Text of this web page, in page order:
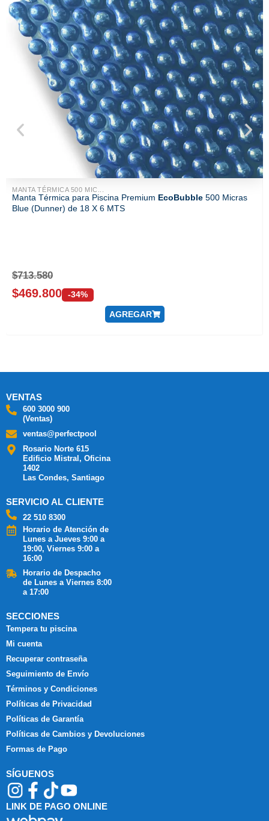
MANTA TÉRMICA 500 MIC...
Manta Térmica para Piscina Premium EcoBubble 500 Micras
Blue (Dunner) de 18 X 6 MTS
$713.580
$469.800 -34%
AGREGAR
VENTAS
600 3000 900
(Ventas)
ventas@perfectpool
Rosario Norte 615
Edificio Mistral, Oficina
1402
Las Condes, Santiago
SERVICIO AL CLIENTE
22 510 8300
Horario de Atención de
Lunes a Jueves 9:00 a
19:00, Viernes 9:00 a
16:00
Horario de Despacho
de Lunes a Viernes 8:00
a 17:00
SECCIONES
Tempera tu piscina
Mi cuenta
Recuperar contraseña
Seguimiento de Envío
Términos y Condiciones
Políticas de Privacidad
Políticas de Garantía
Políticas de Cambios y Devoluciones
Formas de Pago
SÍGUENOS
LINK DE PAGO ONLINE